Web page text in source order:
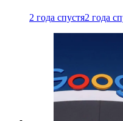
2 года спустя2 года